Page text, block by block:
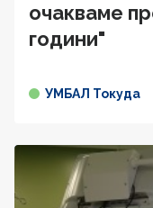
очакваме
години"
УМБАЛ Токуда